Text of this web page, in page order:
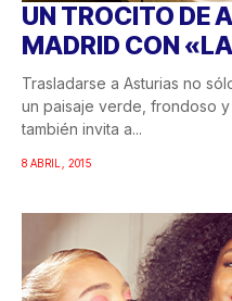
UN TROCITO DE
MADRID CON
Trasladarse a Asturias no
un paisaje verde, frondoso
también invita a...
8 ABRIL, 2015